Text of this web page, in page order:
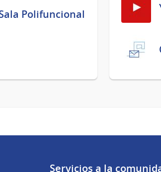
Polifuncional
Servicios a la